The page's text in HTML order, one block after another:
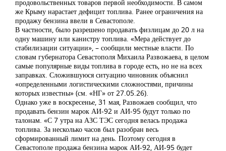
продовольственных товаров первой необходимости. В самом
же Крыму нарастает дефицит топлива. Ранее ограничения на
продажу бензина ввели в Севастополе.
В частности, было разрешено продавать физлицам до 20 л на
одну машину или канистру топлива. «Мера действует до
стабилизации ситуации», – сообщили местные власти. По
словам губернатора Севастополя Михаила Развожаева, в целом
самые популярные виды топлива в городе есть, но не на всех
заправках. Сложившуюся ситуацию чиновник объяснил
«определенными логистическими сложностями, причины
которых известны» (см. «НГ» от 27.05.26).
Однако уже в воскресенье, 31 мая, Развожаев сообщил, что
продавать бензин марок АИ-92 и АИ-95 будут только по
талонам. «С 7 утра на АЗС ТЭС сегодня велась продажа
топлива. За несколько часов был разобран весь
сформированный лимит на день. Поэтому сегодня в
Севастополе продажа бензина марок АИ-92, АИ-95 будет